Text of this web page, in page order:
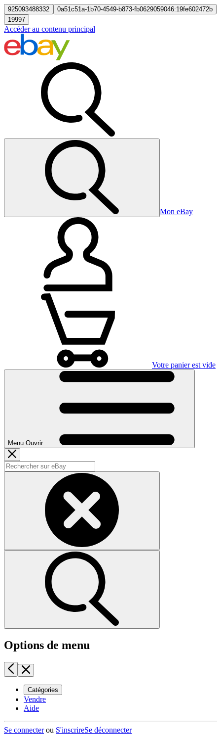
925093488332
0a51c51a-1b70-4549-b873-fb0629059046:19fe602472b
19997
Accéder au contenu principal
Mon eBay
Votre panier est vide
Menu Ouvrir
Options de menu
Catégories
Vendre
Aide
Se connecterou S'inscrireSe déconnecter